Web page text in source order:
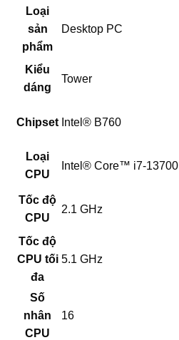
Loại
sản
phẩm
Desktop PC
Kiểu
dáng
Tower
Chipset Intel® B760
Loại
CPU
Intel® Core™ i7-13700
Tốc độ
CPU
2.1 GHz
Tốc độ
CPU tối
đa
5.1 GHz
Số
nhân
CPU
16